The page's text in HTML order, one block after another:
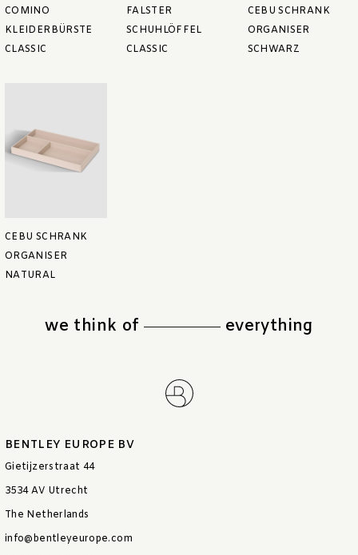
COMINO
KLEIDERBÜRSTE
CLASSIC
FALSTER
SCHUHLÖFFEL
CLASSIC
CEBU SCHRANK
ORGANISER
SCHWARZ
CEBU SCHRANK
ORGANISER
NATURAL
we think of everything
BENTLEY EUROPE BV
Gietijzerstraat 44
3534 AV Utrecht
The Netherlands
info@bentleyeurope.com